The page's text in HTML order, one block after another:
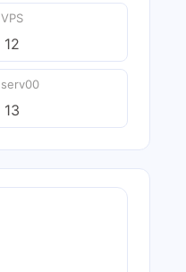
VPS
12
serv00
13